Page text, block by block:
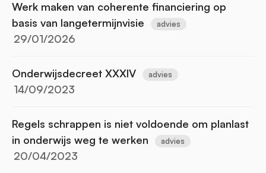
Werk maken van coherente financiering op
basis van langetermijnvisie
advies
29/01/2026
Onderwijsdecreet XXXIV advies
14/09/2023
Regels schrappen is niet voldoende om planlast
in onderwijs weg te werken
advies
20/04/2023